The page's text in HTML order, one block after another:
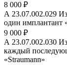
8 000 ₽
А 23.07.002.029
один имплантант
9 000 ₽
А 23.07.002.030
каждый
«Straumann»